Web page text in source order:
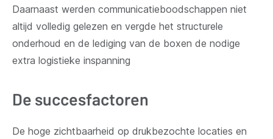
Daarnaast werden communicatieboodschappen niet
altijd volledig gelezen en vergde het structurele
onderhoud en de lediging van de boxen de nodige
extra logistieke inspanning
De succesfactoren
De hoge zichtbaarheid op drukbezochte locaties en